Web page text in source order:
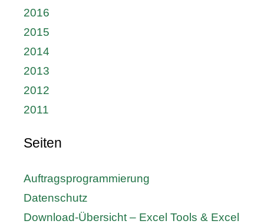
2016
2015
2014
2013
2012
2011
Seiten
Auftragsprogrammierung
Datenschutz
Download-Übersicht – Excel Tools & Excel